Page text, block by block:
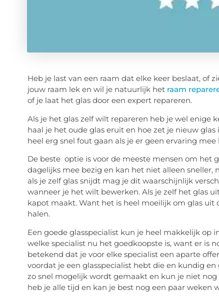
Heb je last van een raam dat elke keer beslaat, of
jouw raam lek en wil je natuurlijk het raam
of je laat het glas door een expert repareren.
Als je het glas zelf wilt repareren heb je wel enige
haal je het oude glas eruit en hoe zet je nieuw
heel erg snel fout gaan als je er geen ervaring mee
De beste optie is voor de meeste mensen om het
dagelijks mee bezig en kan het niet alleen
als je zelf glas snijdt mag je dit waarschijnlijk
wanneer je het wilt bewerken. Als je zelf het glas
kapot maakt. Want het is heel moeilijk om glas
halen.
Een goede glasspecialist kun je heel makkelijk
welke specialist nu het goedkoopste is, want er is
betekend dat je voor elke specialist een aparte
voordat je een glasspecialist hebt die en kundig
zo snel mogelijk wordt gemaakt en kun je niet
heb je alle tijd en kan je best nog een paar weken